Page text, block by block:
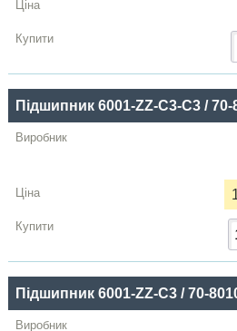
Підшипник 6001-ZZ-С3-C3 / 70-
Підшипник 6001-ZZ-C3 / 70-